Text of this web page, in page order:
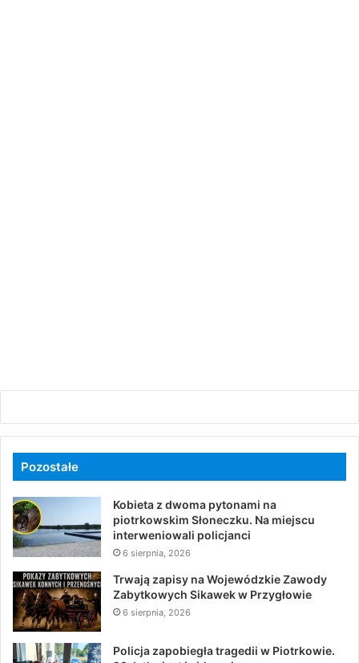
Pozostałe
Kobieta z dwoma pytonami na
piotrkowskim Słoneczku. Na miejscu
interweniowali policjanci
6 sierpnia, 2026
Trwają zapisy na Wojewódzkie Zawody
Zabytkowych Sikawek w Przygłowie
6 sierpnia, 2026
Policja zapobiegła tragedii w Piotrkowie.